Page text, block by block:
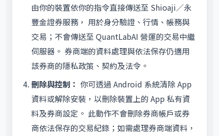
由你的裝置依你的指令直接傳送至 Shioaji／永
豐金證券服務， 用於身分驗證、行情、帳務與
交易；不會傳送至 QuantLabAI 營運的交易中繼
伺服器。 券商端的資料處理與依法保存仍適用
該券商的隱私政策、契約及法令。
刪除與控制： 你可透過 Android 系統清除 App
資料或解除安裝，以刪除裝置上的 App 私有資
料及券商設定。 此動作不會刪除券商帳戶或券
商依法保存的交易紀錄；如需處理券商端資料，